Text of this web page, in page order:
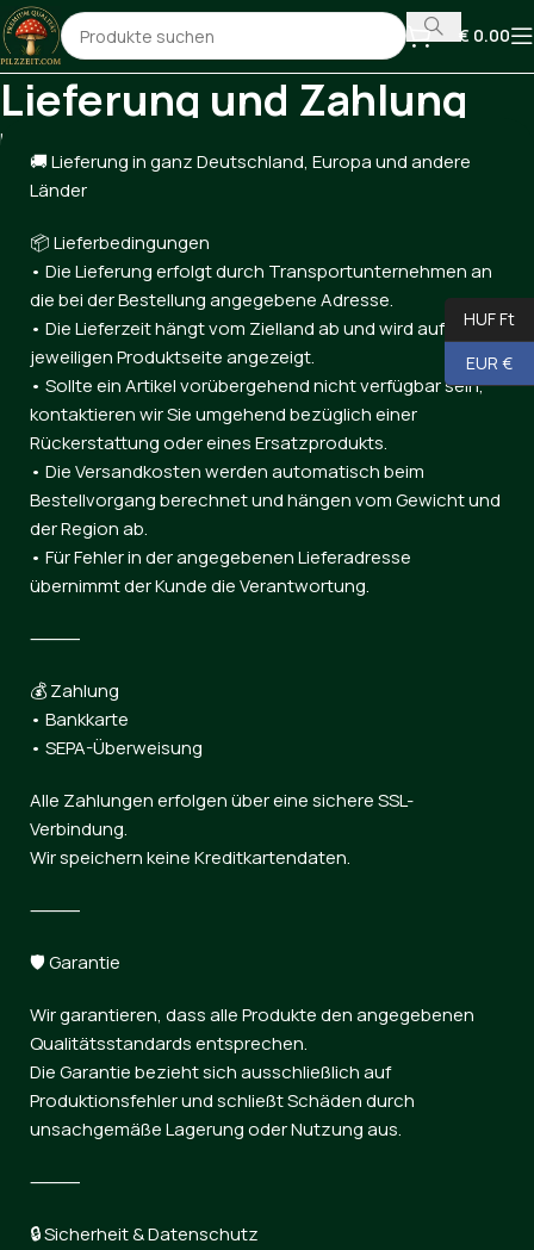
€ 0.00
Lieferung und Zahlung
Home
🚚 Lieferung in ganz Deutschland, Europa und andere
Länder
📦 Lieferbedingungen
• Die Lieferung erfolgt durch Transportunternehmen an
die bei der Bestellung angegebene Adresse.
• Die Lieferzeit hängt vom Zielland ab und wird auf der
jeweiligen Produktseite angezeigt.
• Sollte ein Artikel vorübergehend nicht verfügbar sein,
kontaktieren wir Sie umgehend bezüglich einer
Rückerstattung oder eines Ersatzprodukts.
• Die Versandkosten werden automatisch beim
Bestellvorgang berechnet und hängen vom Gewicht und
der Region ab.
• Für Fehler in der angegebenen Lieferadresse
übernimmt der Kunde die Verantwortung.
⸻
💰 Zahlung
• Bankkarte
• SEPA-Überweisung
Alle Zahlungen erfolgen über eine sichere SSL-
Verbindung.
Wir speichern keine Kreditkartendaten.
⸻
🛡 Garantie
Wir garantieren, dass alle Produkte den angegebenen
Qualitätsstandards entsprechen.
Die Garantie bezieht sich ausschließlich auf
Produktionsfehler und schließt Schäden durch
unsachgemäße Lagerung oder Nutzung aus.
⸻
🔒 Sicherheit & Datenschutz
HUF Ft
EUR €